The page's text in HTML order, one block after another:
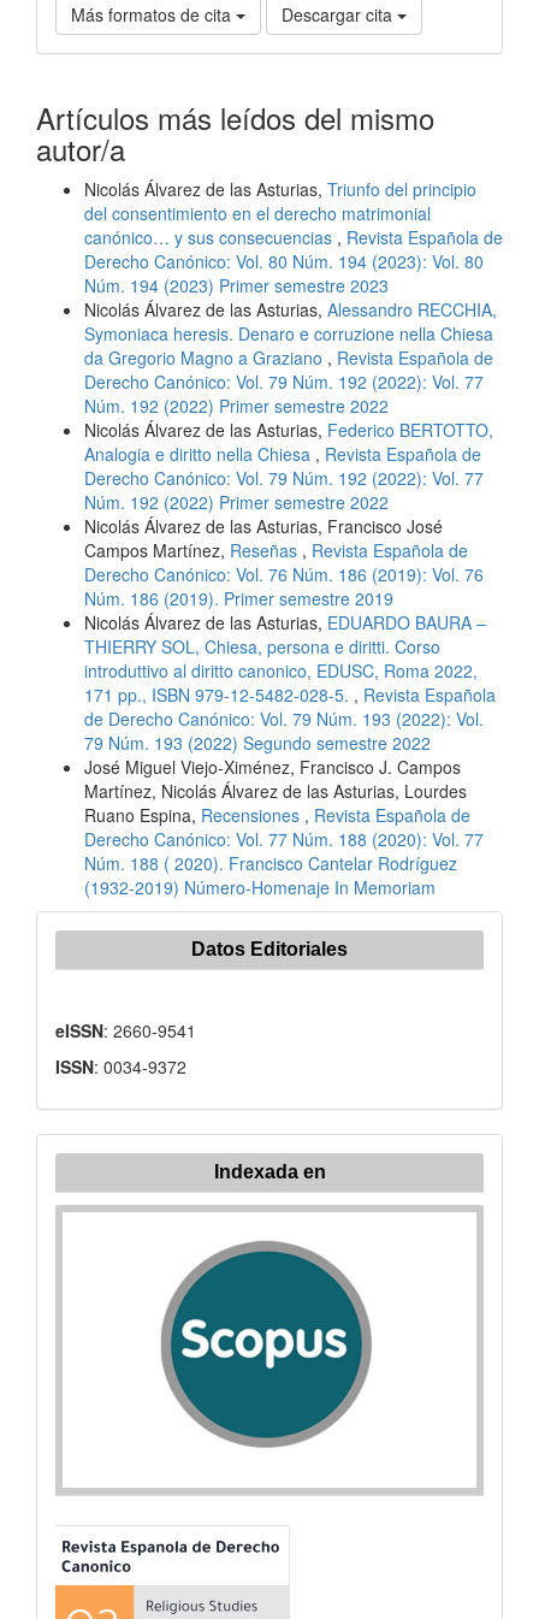
Más formatos de cita Descargar cita
Artículos más leídos del mismo
autor/a
Nicolás Álvarez de las Asturias, Triunfo del principio
del consentimiento en el derecho matrimonial
canónico… y sus consecuencias , Revista Española de
Derecho Canónico: Vol. 80 Núm. 194 (2023): Vol. 80
Núm. 194 (2023) Primer semestre 2023
Nicolás Álvarez de las Asturias, Alessandro RECCHIA,
Symoniaca heresis. Denaro e corruzione nella Chiesa
da Gregorio Magno a Graziano , Revista Española de
Derecho Canónico: Vol. 79 Núm. 192 (2022): Vol. 77
Núm. 192 (2022) Primer semestre 2022
Nicolás Álvarez de las Asturias, Federico BERTOTTO,
Analogia e diritto nella Chiesa , Revista Española de
Derecho Canónico: Vol. 79 Núm. 192 (2022): Vol. 77
Núm. 192 (2022) Primer semestre 2022
Nicolás Álvarez de las Asturias, Francisco José
Campos Martínez, Reseñas , Revista Española de
Derecho Canónico: Vol. 76 Núm. 186 (2019): Vol. 76
Núm. 186 (2019). Primer semestre 2019
Nicolás Álvarez de las Asturias, EDUARDO BAURA –
THIERRY SOL, Chiesa, persona e diritti. Corso
introduttivo al diritto canonico, EDUSC, Roma 2022,
171 pp., ISBN 979-12-5482-028-5. , Revista Española
de Derecho Canónico: Vol. 79 Núm. 193 (2022): Vol.
79 Núm. 193 (2022) Segundo semestre 2022
José Miguel Viejo-Ximénez, Francisco J. Campos
Martínez, Nicolás Álvarez de las Asturias, Lourdes
Ruano Espina, Recensiones , Revista Española de
Derecho Canónico: Vol. 77 Núm. 188 (2020): Vol. 77
Núm. 188 ( 2020). Francisco Cantelar Rodríguez
(1932-2019) Número-Homenaje In Memoriam
Datos Editoriales
eISSN: 2660-9541
ISSN: 0034-9372
Indexada
Indexada en